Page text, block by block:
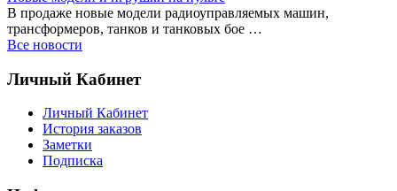
В продаже новые модели радиоуправляемых машин,
трансформеров, танков и танковых бое …
Все новости
Личный Кабинет
Личный Кабинет
История заказов
Заметки
Подписка